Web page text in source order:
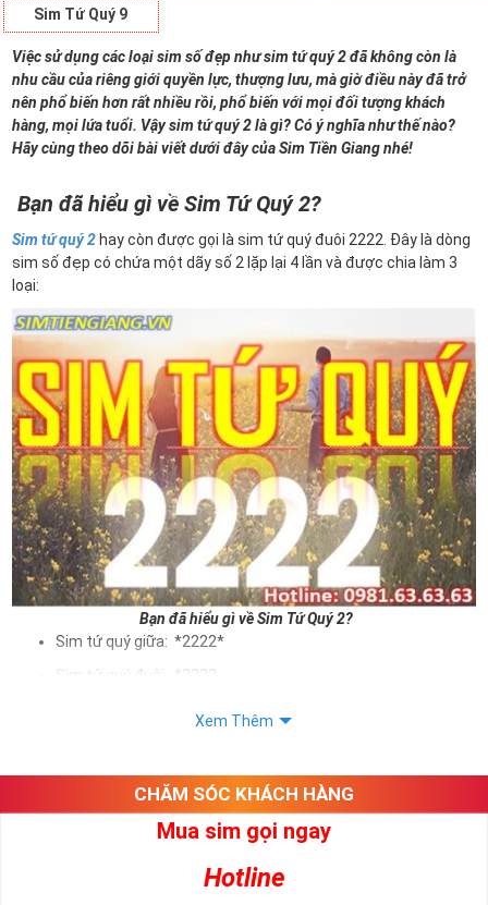
Sim Tứ Quý 9
Việc sử dụng các loại sim số đẹp như sim tứ quý 2 đã không còn là
nhu cầu của riêng giới quyền lực, thượng lưu, mà giờ điều này đã trở
nên phổ biến hơn rất nhiều rồi, phổ biến với mọi đối tượng khách
hàng, mọi lứa tuổi. Vậy sim tứ quý 2 là gì? Có ý nghĩa như thế nào?
Hãy cùng theo dõi bài viết dưới đây của Sim Tiền Giang nhé!
Bạn đã hiểu gì về Sim Tứ Quý 2?
Sim tứ quý 2 hay còn được gọi là sim tứ quý đuôi 2222. Đây là dòng
sim số đẹp có chứa một dãy số 2 lặp lại 4 lần và được chia làm 3
loại:
Bạn đã hiểu gì về Sim Tứ Quý 2?
Sim tứ quý giữa: *2222*
Sim tứ quý đuôi: *2222
như sự sắp xếp của các con số trong sim.
Ý nghĩa sim tứ quý 2
Xem Thêm
CHĂM SÓC KHÁCH HÀNG
Mua sim gọi ngay
Hotline